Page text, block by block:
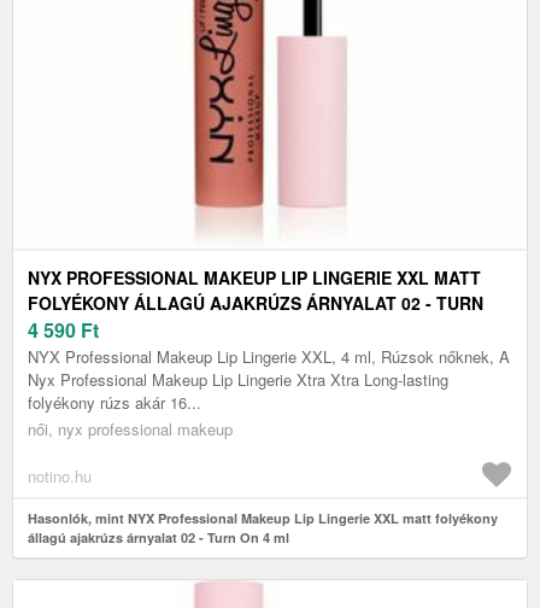
NYX PROFESSIONAL MAKEUP LIP LINGERIE XXL MATT
FOLYÉKONY ÁLLAGÚ AJAKRÚZS ÁRNYALAT 02 - TURN
ON 4 ML
4 590 Ft
NYX Professional Makeup Lip Lingerie XXL, 4 ml, Rúzsok nőknek, A
Nyx Professional Makeup Lip Lingerie Xtra Xtra Long-lasting
folyékony rúzs akár 16...
női, nyx professional makeup
notino.hu
Hasonlók, mint NYX Professional Makeup Lip Lingerie XXL matt folyékony
állagú ajakrúzs árnyalat 02 - Turn On 4 ml